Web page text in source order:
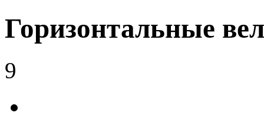
Горизонтальные
9